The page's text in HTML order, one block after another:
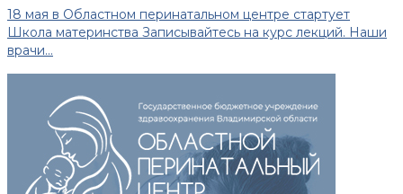
18 мая в Областном перинатальном центре стартует
Школа материнства Записывайтесь на курс лекций. Наши
врачи...